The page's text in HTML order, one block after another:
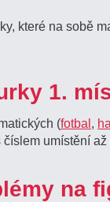
které na sobě
1.
(fotbal,
umístění až
na